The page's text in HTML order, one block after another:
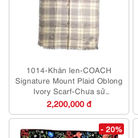
1014-Khăn len-COACH
Signature Mount Plaid Oblong
Ivory Scarf-Chưa sử
dụng/Như mới
2,200,000 đ
- 20%